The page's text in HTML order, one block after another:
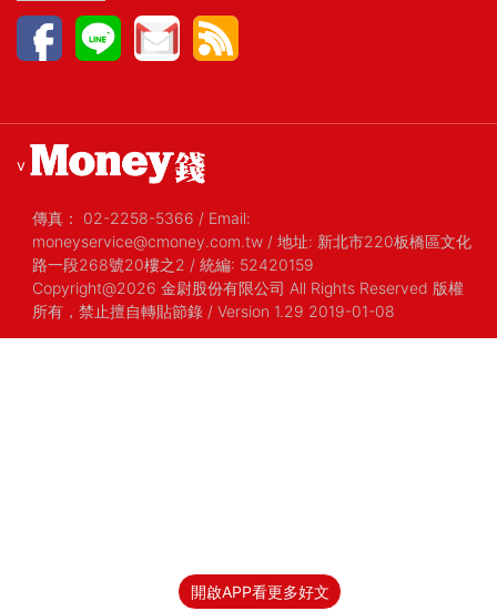
開啟APP看更多好文
v
傳真： 02-2258-5366 / Email:
moneyservice@cmoney.com.tw / 地址: 新北市220板橋區文化
路一段268號20樓之2 / 統編: 52420159
Copyright@2026 金尉股份有限公司 All Rights Reserved 版權
所有，禁止擅自轉貼節錄 / Version 1.29 2019-01-08